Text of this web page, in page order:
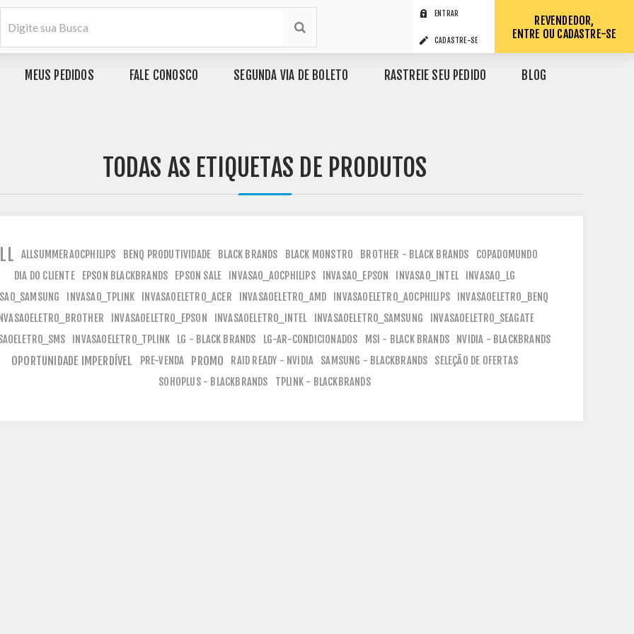
ENTRAR
CADASTRE-SE
REVENDEDOR,
ENTRE OU CADASTRE-SE
MEUS PEDIDOS FALE CONOSCO SEGUNDA VIA DE BOLETO RASTREIE SEU PEDIDO BLOG
TODAS AS ETIQUETAS DE PRODUTOS
ALLSUMMERAOCPHILIPS BENQ PRODUTIVIDADE BLACK BRANDS BLACK MONSTRO BROTHER - BLACK BRANDS
COPADOMUNDO
DIA DO CLIENTE EPSON BLACKBRANDS EPSON SALE INVASAO_AOCPHILIPS INVASAO_EPSON INVASAO_INTEL INVASAO_LG
INVASAO_TPLINK INVASAOELETRO_ACER INVASAOELETRO_AMD INVASAOELETRO_AOCPHILIPS INVASAOELETRO_BENQ
INVASAOELETRO_EPSON INVASAOELETRO_INTEL INVASAOELETRO_SAMSUNG
INVASAOELETRO_SEAGATE
INVASAOELETRO_TPLINK LG - BLACK BRANDS LG-AR-CONDICIONADOS MSI - BLACK BRANDS NVIDIA - BLACKBRANDS
OPORTUNIDADE IMPERDÍVEL PRE-VENDA PROMO RAID READY - NVIDIA SAMSUNG - BLACKBRANDS SELEÇÃO DE OFERTAS
SOHOPLUS - BLACKBRANDS
TPLINK - BLACKBRANDS